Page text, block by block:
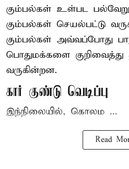
கும்பல்கள் உள்பட
கும்பல்கள் செயல்பட்டு
கும்பல்கள் அவ்வப்போது
பொதுமக்களை குறிவைத்து
வருகின்றன.
கார் குண்டு வெடிப்பு
இந்நிலையில், கொலம ...
Read